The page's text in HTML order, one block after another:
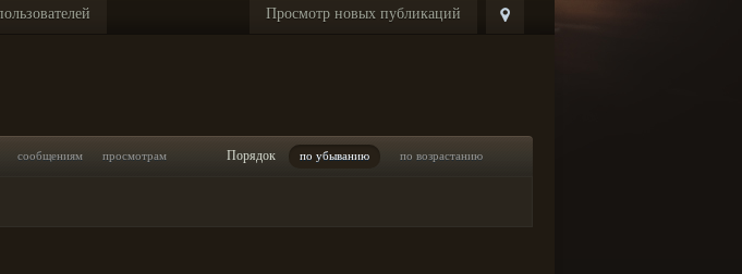
Просмотр новых публикаций
сообщениям просмотрам Порядок по убыванию по возрастанию